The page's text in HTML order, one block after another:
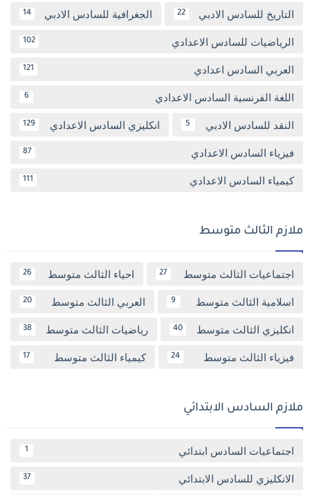
التاريخ للسادس الادبي 22 الجغرافية للسادس الادبي 14
الرياضيات للسادس الاعدادي 102
العربي السادس اعدادي 121
اللغة الفرنسية السادس الاعدادي 6
النقد للسادس الادبي 5 انكليزي السادس الاعدادي 129
فيزياء السادس الاعدادي 87
كيمياء السادس الاعدادي 111
ملازم الثالث متوسط
اجتماعيات الثالث متوسط 27 احياء الثالث متوسط 26
اسلامية الثالث متوسط 9 العربي الثالث متوسط 20
انكليزي الثالث متوسط 40 رياضيات الثالث متوسط 38
فيزياء الثالث متوسط 24 كيمياء الثالث متوسط 17
ملازم السادس الابتدائي
اجتماعيات السادس ابتدائي 1
الانكليزي للسادس الابتدائي 37